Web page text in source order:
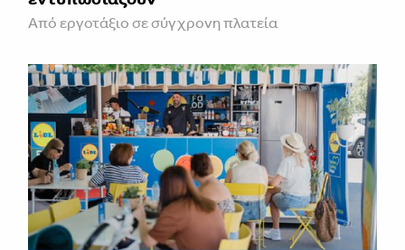
Από εργοτάξιο σε σύγχρονη πλατεία